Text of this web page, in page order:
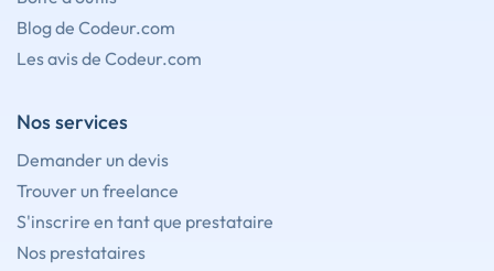
Blog de Codeur.com
Les avis de Codeur.com
Nos services
Demander un devis
Trouver un freelance
S'inscrire en tant que prestataire
Nos prestataires